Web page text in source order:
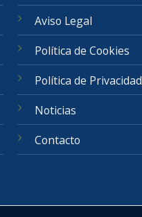
Aviso Legal
Política de Cookies
Política de Privacidad
Noticias
Contacto